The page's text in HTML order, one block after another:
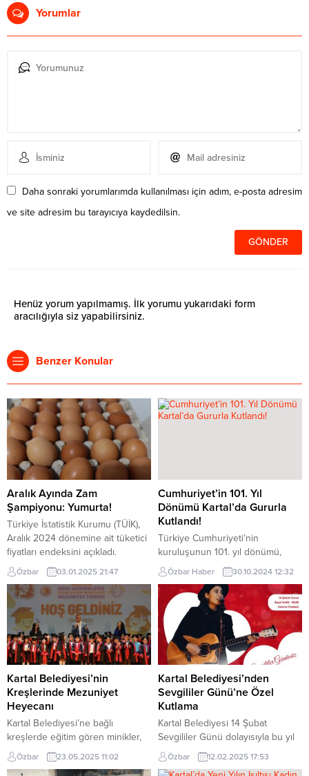
Yorumlar
Daha sonraki yorumlarımda kullanılması için adım, e-posta adresim
ve site adresim bu tarayıcıya kaydedilsin.
Henüz yorum yapılmamış. İlk yorumu yukarıdaki form
aracılığıyla siz yapabilirsiniz.
Benzer Konular
Aralık Ayında Zam
Şampiyonu: Yumurta!
Türkiye İstatistik Kurumu (TÜİK),
Aralık 2024 dönemine ait tüketici
fiyatları endeksini açıkladı.
Verilere göre, fiyatı en çok artan
ürün yumurta olurken, en fazla
fiyat düşüşü hava yolu yolcu
taşımacılığında yaşandı. TÜİK’in
verilerine göre, yumurtanın fiyatı
geçen ay yüzde 12,17 oranında
artarak zam şampiyonu oldu. Onu
yüzde 9,88 ile kahvaltılık tahıl...
Özbar 03.01.2025 21:47
Cumhuriyet’in 101. Yıl
Dönümü Kartal’da Gururla
Kutlandı!
Türkiye Cumhuriyeti’nin
kuruluşunun 101. yıl dönümü,
Kartal’da şanına yaraşır bir
görkem, coşku ve heyecanla
kutlandı. Günün ilk saatlerinde
çelenk töreni ile başlayan
kutlamalar, stadyumda yapılan
geçit töreni ile devam etti. Akşam
yapılan Fener Alayı ve yürüyüşün
ardından ünlü sanatçı Bengü
sahne aldı. 29 Ekim Kutlamaları
Çelenk Töreni İle Başladı 29...
Özbar Haber 30.10.2024 12:32
Kartal Belediyesi’nin
Kreşlerinde Mezuniyet
Heyecanı
Kartal Belediyesi’ne bağlı
kreşlerde eğitim gören minikler,
okul öncesi eğitimlerini
tamamlayarakmezuniyet sevinci
Özbar 23.05.2025 11:02
Kartal Belediyesi’nden
Sevgililer Günü’ne Özel
Kutlama
Kartal Belediyesi 14 Şubat
Sevgililer Günü dolayısıyla bu yıl
da birbirinden renkli ve özel
etkinliklerdüzenliyor. Kartallılar, 13-
Özbar 12.02.2025 17:53